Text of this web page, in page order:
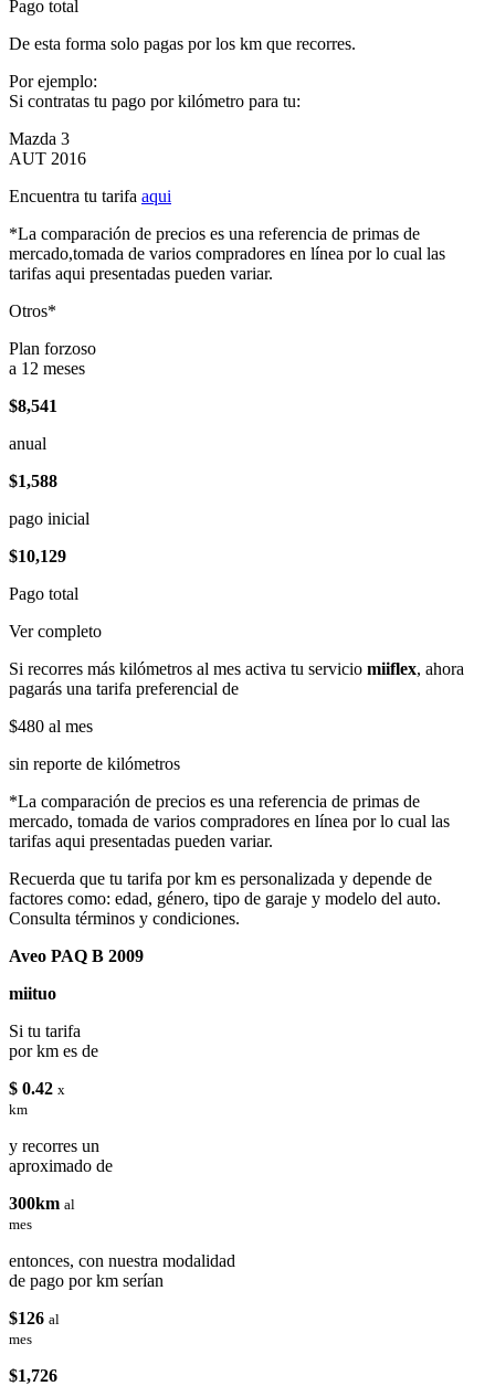
Pago total
De esta forma solo pagas por los km que recorres.
Por ejemplo:
Si contratas tu pago por kilómetro para tu:
Mazda 3
AUT 2016
Encuentra tu tarifa aqui
*La comparación de precios es una referencia de primas de
mercado,tomada de varios compradores en línea por lo cual las
tarifas aqui presentadas pueden variar.
Otros*
Plan forzoso
a 12 meses
$8,541
anual
$1,588
pago inicial
$10,129
Pago total
Ver completo
Si recorres más kilómetros al mes activa tu servicio miiflex, ahora
pagarás una tarifa preferencial de
$480 al mes
sin reporte de kilómetros
*La comparación de precios es una referencia de primas de
mercado, tomada de varios compradores en línea por lo cual las
tarifas aqui presentadas pueden variar.
Recuerda que tu tarifa por km es personalizada y depende de
factores como: edad, género, tipo de garaje y modelo del auto.
Consulta términos y condiciones.
Aveo PAQ B 2009
miituo
Si tu tarifa
por km es de
$ 0.42 x
km
y recorres un
aproximado de
300km al
mes
entonces, con nuestra modalidad
de pago por km serían
$126 al
mes
$1,726